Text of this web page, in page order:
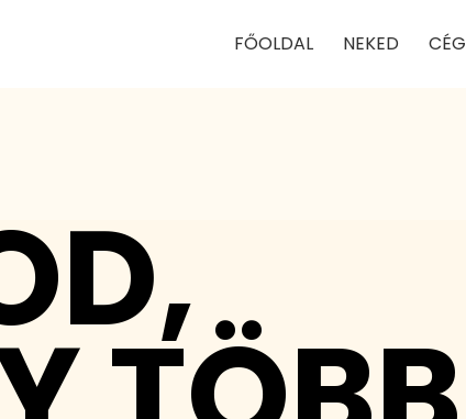
FŐOLDAL NEKED